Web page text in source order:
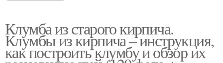
Клумба из старого кирпича.
Клумбы из кирпича – инструкция,
как построить клумбу и обзор их